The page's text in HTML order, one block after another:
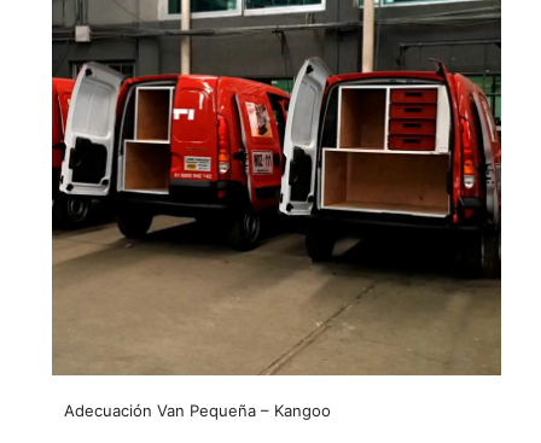
​Adecuación Van Pequeña – Kangoo